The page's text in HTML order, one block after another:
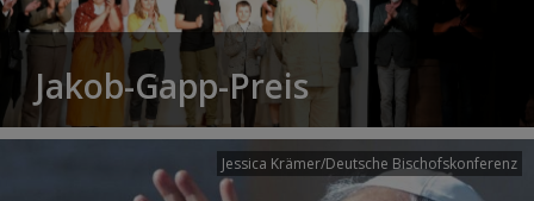
Jakob-Gapp-Preis
Jessica Krämer/Deutsche Bischofskonferenz